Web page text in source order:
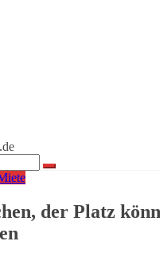
der Platz